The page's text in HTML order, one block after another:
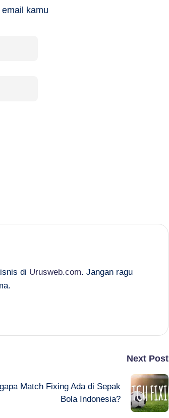
kamu
di Urusweb.com. Jangan ragu
Next Post
Match Fixing Ada di Sepak
Bola Indonesia?